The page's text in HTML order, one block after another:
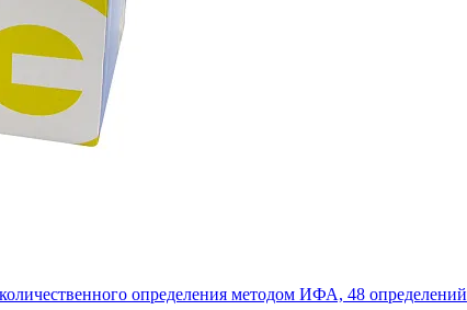
определения методом ИФА, 48 определений